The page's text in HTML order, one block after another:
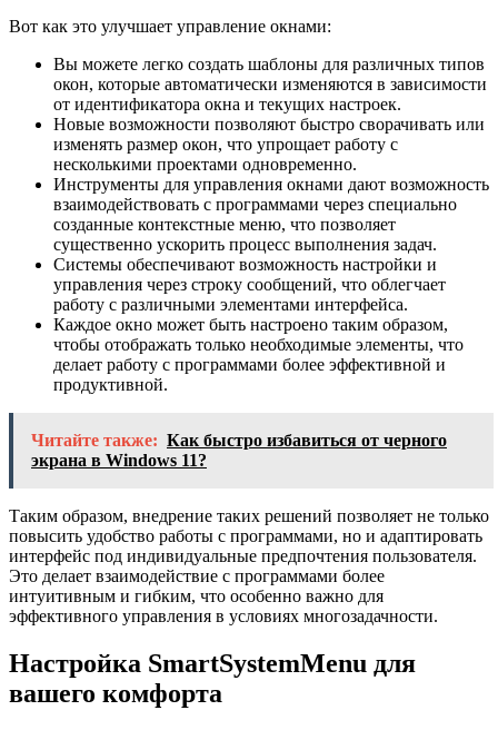
Вот как это улучшает управление окнами:
Вы можете легко создать шаблоны для различных типов
окон, которые автоматически изменяются в зависимости
от идентификатора окна и текущих настроек.
Новые возможности позволяют быстро сворачивать или
изменять размер окон, что упрощает работу с
несколькими проектами одновременно.
Инструменты для управления окнами дают возможность
взаимодействовать с программами через специально
созданные контекстные меню, что позволяет
существенно ускорить процесс выполнения задач.
Системы обеспечивают возможность настройки и
управления через строку сообщений, что облегчает
работу с различными элементами интерфейса.
Каждое окно может быть настроено таким образом,
чтобы отображать только необходимые элементы, что
делает работу с программами более эффективной и
продуктивной.
Читайте также: Как быстро избавиться от черного
экрана в Windows 11?
Таким образом, внедрение таких решений позволяет не только
повысить удобство работы с программами, но и адаптировать
интерфейс под индивидуальные предпочтения пользователя.
Это делает взаимодействие с программами более
интуитивным и гибким, что особенно важно для
эффективного управления в условиях многозадачности.
Настройка SmartSystemMenu для
вашего комфорта